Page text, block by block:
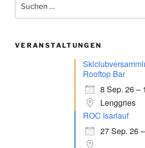
nach:
VERANSTALTUNGEN
Rooftop Bar
8 Sep. 26 –
Lenggries
ROC Isarlauf
27 Sep. 26